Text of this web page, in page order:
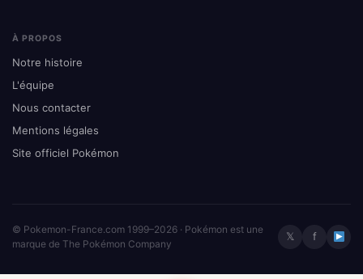
À PROPOS
Notre histoire
L'équipe
Nous contacter
Mentions légales
Site officiel Pokémon
© Pokemon-France.com 1999–2026 · Pokémon est une
marque de The Pokémon Company
𝕏 f